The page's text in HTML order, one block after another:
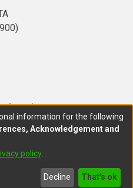
(8000). Universidad
information for the following
Acknowledgement and
policy.
Decline That's ok